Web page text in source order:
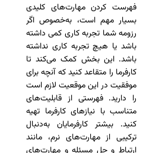
فهرست کردن مهارت‌های کلیدی
بسیار مهم است، به‌خصوص اگر
رزومه شما تجربه کاری کمی داشته
باشد یا هیچ تجربه کاری نداشته
باشد. این بخش کمک می‌کند تا
کارفرما را متقاعد کنید که آنچه برای
موفقیت در این موقعیت لازم است
را دارید. فهرستی از قابلیت‌های
متناسب با نیازهای کارفرما تهیه
کنید. بیشتر کارفرمایان به‌دنبال
ترکیبی از مهارت‌های نرم، مانند